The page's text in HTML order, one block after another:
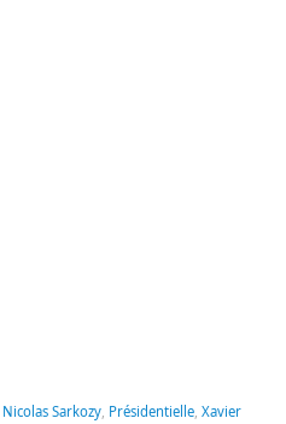
Nicolas Sarkozy, Présidentielle, Xavier